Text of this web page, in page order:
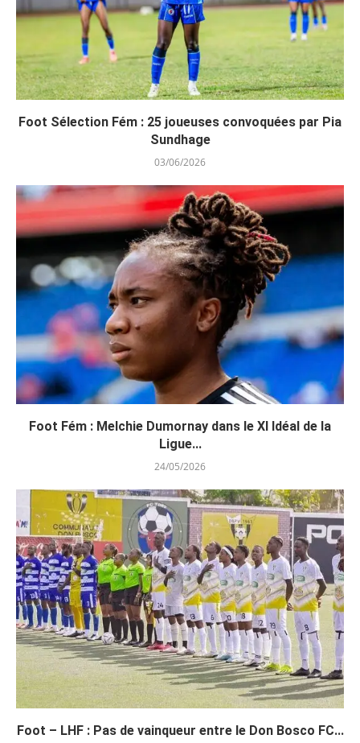
Foot Sélection Fém : 25 joueuses convoquées par Pia
Sundhage
03/06/2026
Foot Fém : Melchie Dumornay dans le XI Idéal de la
Ligue...
24/05/2026
Foot – LHF : Pas de vainqueur entre le Don Bosco FC...